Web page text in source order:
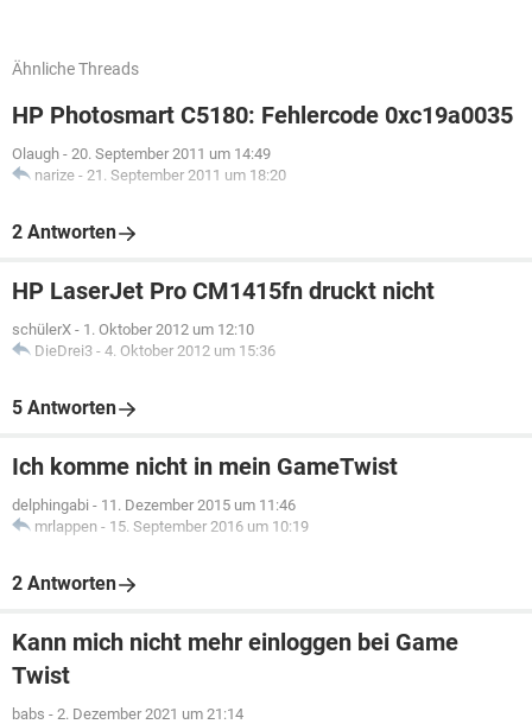
Ähnliche Threads
HP Photosmart C5180: Fehlercode 0xc19a0035
Olaugh - 20. September 2011 um 14:49
narize - 21. September 2011 um 18:20
2 Antworten
HP LaserJet Pro CM1415fn druckt nicht
schülerX - 1. Oktober 2012 um 12:10
DieDrei3 - 4. Oktober 2012 um 15:36
5 Antworten
Ich komme nicht in mein GameTwist
delphingabi - 11. Dezember 2015 um 11:46
mrlappen - 15. September 2016 um 10:19
2 Antworten
Kann mich nicht mehr einloggen bei Game
Twist
babs - 2. Dezember 2021 um 21:14